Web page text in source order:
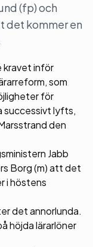
(fp) och
det kommer en
kravet inför
som
för
successivt lyfts,
den
Jabb
Borg (m) att det
i höstens
det annorlunda.
höjda lärarlöner